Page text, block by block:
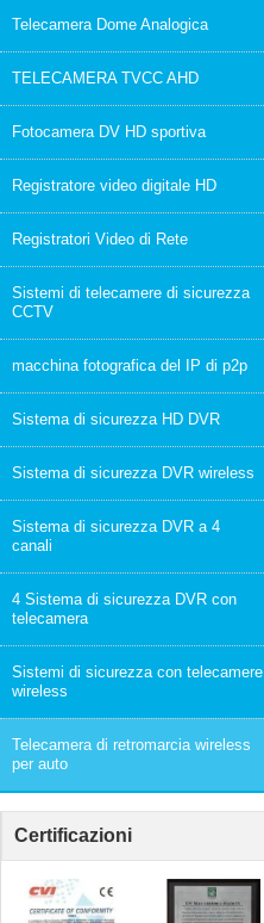
Telecamera Dome Analogica
TELECAMERA TVCC AHD
Fotocamera DV HD sportiva
Registratore video digitale HD
Registratori Video di Rete
Sistemi di telecamere di sicurezza
CCTV
macchina fotografica del IP di p2p
Sistema di sicurezza HD DVR
Sistema di sicurezza DVR wireless
Sistema di sicurezza DVR a 4
canali
4 Sistema di sicurezza DVR con
telecamera
Sistemi di sicurezza con telecamere
wireless
Telecamera di retromarcia wireless
per auto
Certificazioni